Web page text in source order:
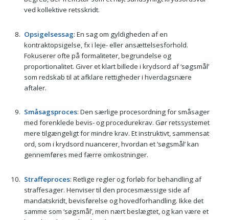
ved kollektive retsskridt.
Opsigelsessag: En sag om gyldigheden af en
kontraktopsigelse, fx i leje- eller ansættelsesforhold.
Fokuserer ofte på formaliteter, begrundelse og
proportionalitet. Giver et klart billede i krydsord af ‘søgsmål’
som redskab til at afklare rettigheder i hverdagsnære
aftaler.
Småsagsproces: Den særlige procesordning for småsager
med forenklede bevis- og procedurekrav. Gør retssystemet
mere tilgængeligt for mindre krav. Et instruktivt, sammensat
ord, som i krydsord nuancerer, hvordan et ‘søgsmål’ kan
gennemføres med færre omkostninger.
Straffeproces: Retlige regler og forløb for behandling af
straffesager. Henviser til den procesmæssige side af
mandatskridt, bevisførelse og hovedforhandling. Ikke det
samme som ‘søgsmål’, men nært beslægtet, og kan være et